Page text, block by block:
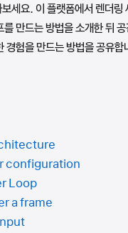
세요. 이 플랫폼에서 렌더링
만드는 방법을 소개한 뒤
경험을 만드는 방법을 공유합
configuration
Loop
a frame